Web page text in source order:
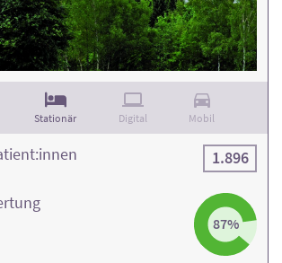
Stationär Digital Mobil
87%
1.896